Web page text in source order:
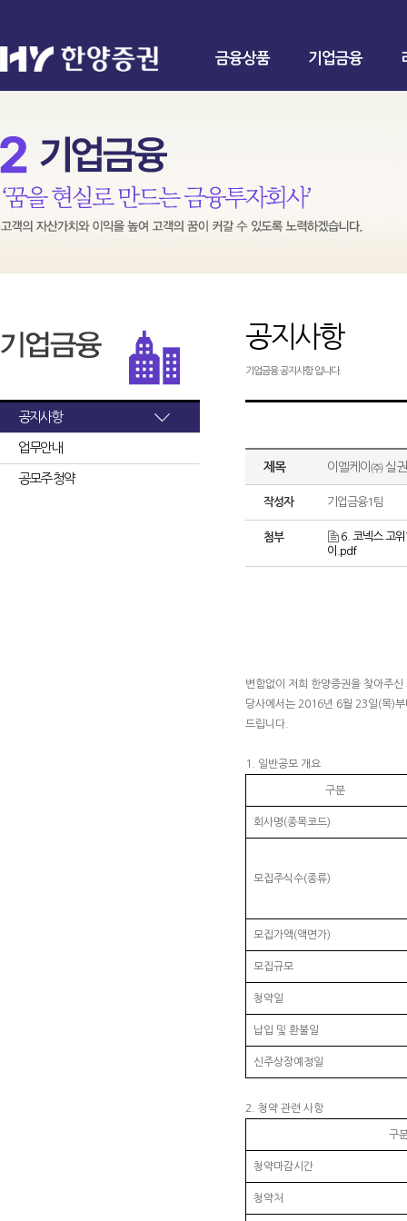
금융상품 기업금융
공지사항
업무안내
공모주 청약
공지사항
기업금융 공지사항 입니다.
제목 이엘케이㈜ 실
작성자 기업금융1팀
첨부
6. 코넥스 고
이.pdf
변함없이 저희 한양증권을 찾아주
당사에서는 2016년 6월 23일(목)
드립니다.
1. 일반공모 개요
구분
회사명(종목코드)
모집주식수(종류)
모집가액(액면가)
모집규모
청약일
납입 및 환불일
신주상장예정일
2. 청약 관련 사항
구
청약마감시간
청약처